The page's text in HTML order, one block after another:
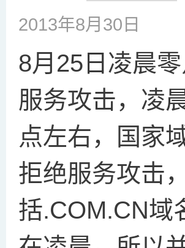
2013年8月30日
8月25日凌晨
服务攻击，凌
点左右，国家
拒绝服务攻击
括.COM.CN域